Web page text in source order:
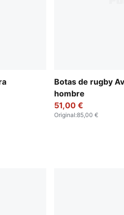
Botas de rugby
hombre
51,00 €
Original:85,00 €